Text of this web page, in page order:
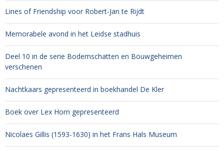
Lines of Friendship voor Robert-Jan te Rijdt
Memorabele avond in het Leidse stadhuis
Deel 10 in de serie Bodemschatten en Bouwgeheimen
verschenen
Nachtkaars gepresenteerd in boekhandel De Kler
Boek over Lex Horn gepresenteerd
Nicolaes Gillis (1593-1630) in het Frans Hals Museum